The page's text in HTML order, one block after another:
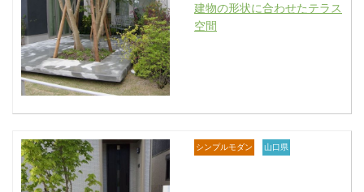
建物の形状に合わせたテラス
空間
シンプルモダン 山口県